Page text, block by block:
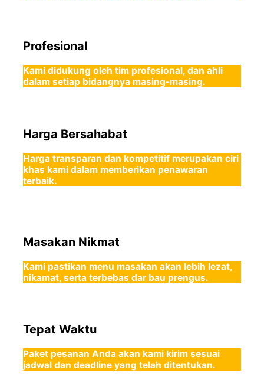
Profesional
Kami didukung oleh tim profesional, dan ahli
dalam setiap bidangnya masing-masing.
Harga Bersahabat
Harga transparan dan kompetitif merupakan ciri
khas kami dalam memberikan penawaran
terbaik.
Masakan Nikmat
Kami pastikan menu masakan akan lebih lezat,
nikamat, serta terbebas dar bau prengus.
Tepat Waktu
Paket pesanan Anda akan kami kirim sesuai
jadwal dan deadline yang telah ditentukan.